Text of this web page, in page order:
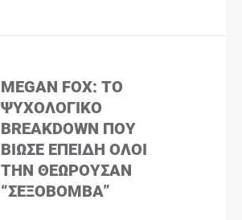
MEGAN FOX: ΤΟ
ΨΥΧΟΛΟΓΙΚΌ
BREAKDOWN ΠΟΥ
ΒΊΩΣΕ ΕΠΕΙΔΉ ΌΛΟΙ
ΤΗΝ ΘΕΩΡΟΎΣΑΝ
“ΣΕΞΟΒΌΜΒΑ”